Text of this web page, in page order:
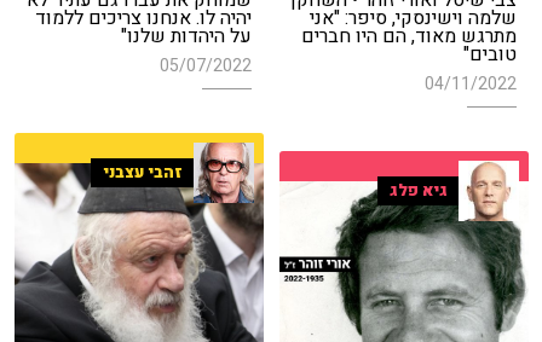
שלמה וישינסקי, סיפר: "אני
מתרגש מאוד, הם היו חברים
טובים"
04/11/2022
יהיה לו. אנחנו צריכים ללמוד
על היהדות שלנו"
05/07/2022
זהבי עצבני
גיא פלג